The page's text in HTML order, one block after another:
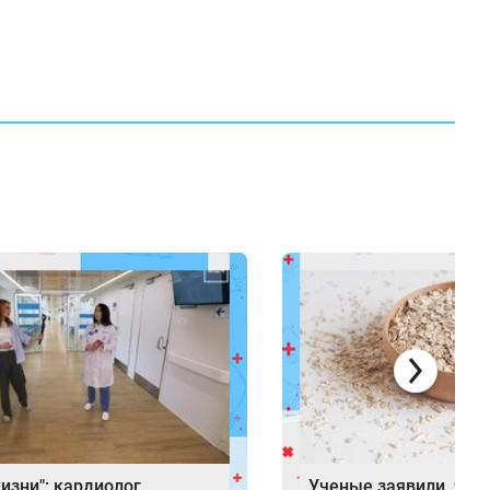
кардиолог Ученые заявили, что